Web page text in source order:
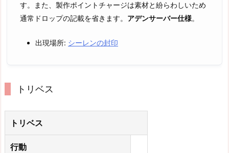
す。また、製作ポイントチャージは素材と紛らわしいため
通常ドロップの記載を省きます。 アデンサーバー仕様。
出現場所: シーレンの封印
トリベス
トリベス
行動